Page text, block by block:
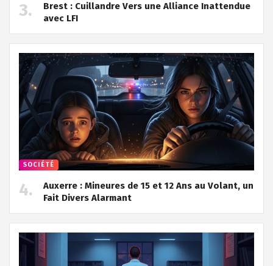
Brest : Cuillandre Vers une Alliance Inattendue
avec LFI
SOCIÉTÉ
Auxerre : Mineures de 15 et 12 Ans au Volant, un
Fait Divers Alarmant